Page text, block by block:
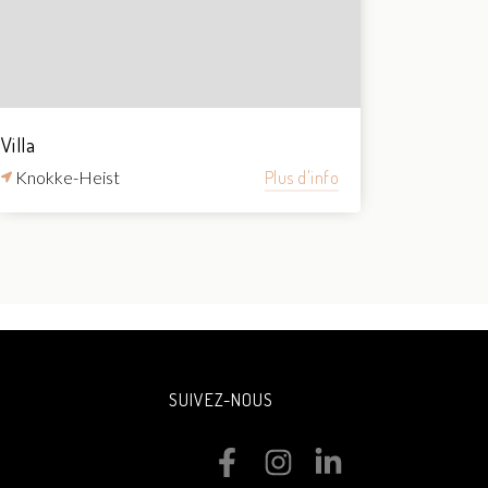
Villa
Knokke-Heist Plus d'info
SUIVEZ-NOUS